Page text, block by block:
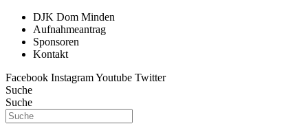
DJK Dom Minden
Aufnahmeantrag
Sponsoren
Kontakt
Facebook InstagramYoutube Twitter
Suche
Suche